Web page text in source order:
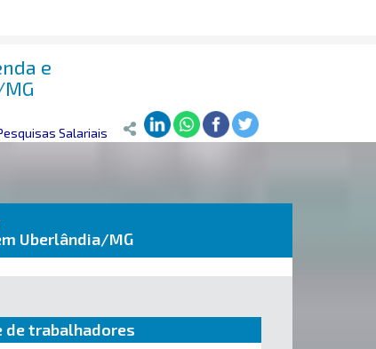
e
Salariais
Uberlândia/MG
de trabalhadores